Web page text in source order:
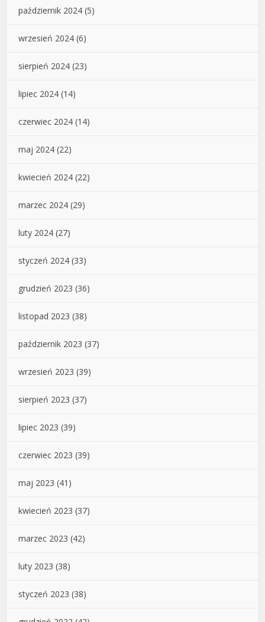
październik 2024 (5)
wrzesień 2024 (6)
sierpień 2024 (23)
lipiec 2024 (14)
czerwiec 2024 (14)
maj 2024 (22)
kwiecień 2024 (22)
marzec 2024 (29)
luty 2024 (27)
styczeń 2024 (33)
grudzień 2023 (36)
listopad 2023 (38)
październik 2023 (37)
wrzesień 2023 (39)
sierpień 2023 (37)
lipiec 2023 (39)
czerwiec 2023 (39)
maj 2023 (41)
kwiecień 2023 (37)
marzec 2023 (42)
luty 2023 (38)
styczeń 2023 (38)